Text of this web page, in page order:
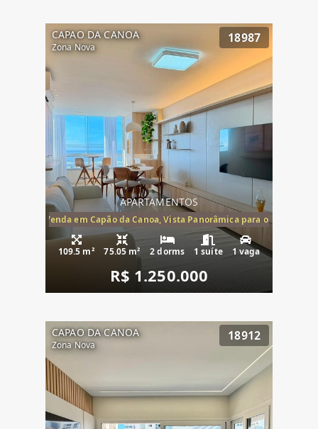
CAPAO DA CANOA
Zona Nova
18987
APARTAMENTOS
Mar à Venda em Capão da Canoa, Vista Panorâmica para o Mar, 2
109.5 m² 75.05 m² 2 dorms 1 suíte 1 vaga
R$ 1.250.000
CAPAO DA CANOA
Zona Nova
18912